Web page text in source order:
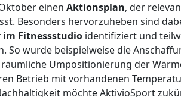
einen Aktionsplan, der
Besonders hervorzuheben sind
Fitnessstudio identifiziert und
wurde beispielweise die
Umpositionierung der
Betrieb mit vorhandenen
möchte AktivioSport